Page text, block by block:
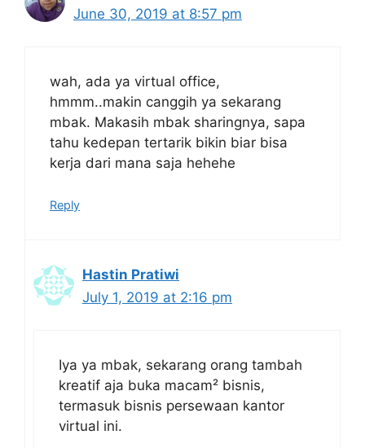
June 30, 2019 at 8:57 pm
wah, ada ya virtual office,
hmmm..makin canggih ya sekarang
mbak. Makasih mbak sharingnya, sapa
tahu kedepan tertarik bikin biar bisa
kerja dari mana saja hehehe
Reply
Hastin Pratiwi
July 1, 2019 at 2:16 pm
Iya ya mbak, sekarang orang tambah
kreatif aja buka macam² bisnis,
termasuk bisnis persewaan kantor
virtual ini.